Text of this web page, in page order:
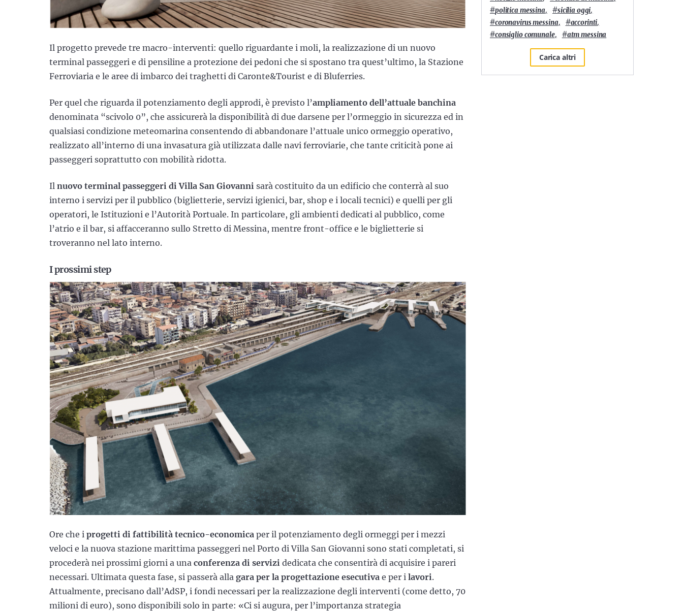
Il progetto prevede tre macro-interventi: quello riguardante i moli, la realizzazione di un nuovo
terminal passeggeri e di pensiline a protezione dei pedoni che si spostano tra quest’ultimo, la Stazione
Ferroviaria e le aree di imbarco dei traghetti di Caronte&Tourist e di Bluferries.
Per quel che riguarda il potenziamento degli approdi, è previsto l’ampliamento dell’attuale banchina
denominata “scivolo 0”, che assicurerà la disponibilità di due darsene per l’ormeggio in sicurezza ed in
qualsiasi condizione meteomarina consentendo di abbandonare l’attuale unico ormeggio operativo,
realizzato all’interno di una invasatura già utilizzata dalle navi ferroviarie, che tante criticità pone ai
passeggeri soprattutto con mobilità ridotta.
Il nuovo terminal passeggeri di Villa San Giovanni sarà costituito da un edificio che conterrà al suo
interno i servizi per il pubblico (biglietterie, servizi igienici, bar, shop e i locali tecnici) e quelli per gli
operatori, le Istituzioni e l’Autorità Portuale. In particolare, gli ambienti dedicati al pubblico, come
l’atrio e il bar, si affacceranno sullo Stretto di Messina, mentre front-office e le biglietterie si
troveranno nel lato interno.
I prossimi step
Ore che i progetti di fattibilità tecnico-economica per il potenziamento degli ormeggi per i mezzi
veloci e la nuova stazione marittima passeggeri nel Porto di Villa San Giovanni sono stati completati, si
procederà nei prossimi giorni a una conferenza di servizi dedicata che consentirà di acquisire i pareri
necessari. Ultimata questa fase, si passerà alla gara per la progettazione esecutiva e per i lavori.
Attualmente, precisano dall’AdSP, i fondi necessari per la realizzazione degli interventi (come detto, 70
milioni di euro), sono disponibili solo in parte: «Ci si augura, per l’importanza strategia
#politica messina, #sicilia oggi,
#coronavirus messina, #accorinti,
#consiglio comunale, #atm messina
Carica altri